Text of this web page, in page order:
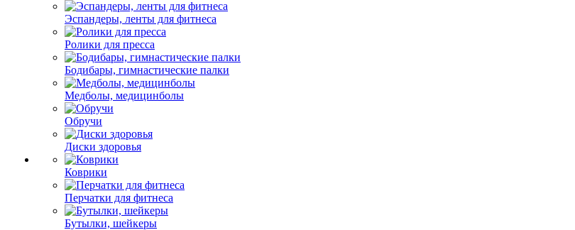
Эспандеры, ленты для фитнеса
Ролики для пресса
Бодибары, гимнастические палки
Медболы, медицинболы
Обручи
Диски здоровья
Коврики
Перчатки для фитнеса
Бутылки, шейкеры